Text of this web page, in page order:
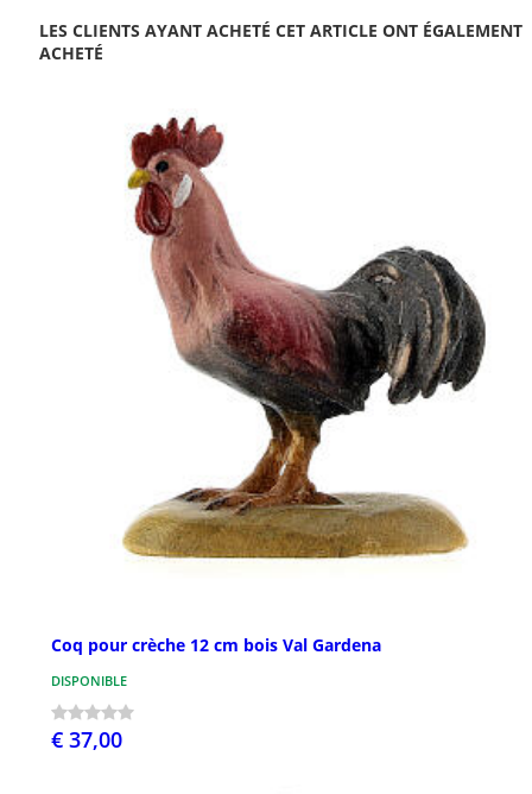
LES CLIENTS AYANT ACHETÉ CET ARTICLE ONT ÉGALEMENT
ACHETÉ
Coq pour crèche 12 cm bois Val Gardena
DISPONIBLE
€ 37,00